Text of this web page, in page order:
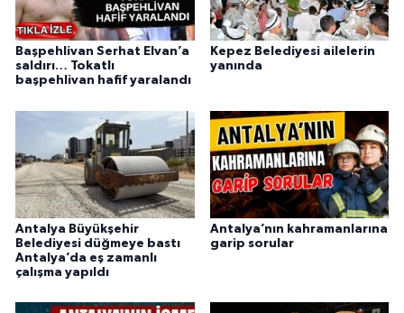
Başpehlivan Serhat Elvan’a
saldırı… Tokatlı
başpehlivan hafif yaralandı
Kepez Belediyesi ailelerin
yanında
Antalya Büyükşehir
Belediyesi düğmeye bastı
Antalya’da eş zamanlı
çalışma yapıldı
Antalya’nın kahramanlarına
garip sorular